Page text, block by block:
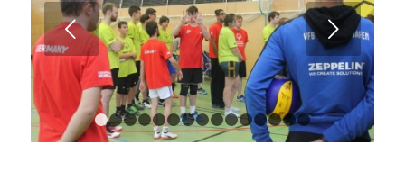
Weiter
1 2 3 4 5 6 7 8 9 10 11 1213